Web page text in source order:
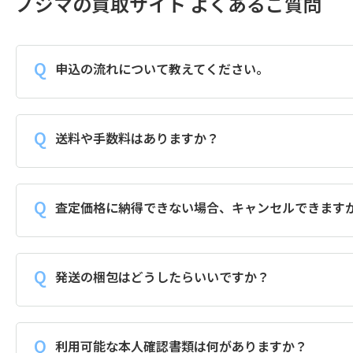
申込の流れについて教えてください。
送料や手数料はありますか？
査定価格に納得できない場合、キャンセルできます
発送の梱包はどうしたらいいですか？
利用可能な本人確認書類は何がありますか？